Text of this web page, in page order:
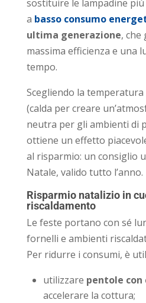
sostituire le lampadine
a basso consumo
ultima generazione, che
massima efficienza e una
tempo.
Scegliendo la
(calda per creare
neutra per gli ambienti di
ottiene un effetto
al risparmio: un consiglio
Natale, valido tutto l’anno.
Risparmio natalizio in
riscaldamento
Le feste portano con sé
fornelli e ambienti
Per ridurre i consumi, è
utilizzare pentole con
accelerare la cottura;